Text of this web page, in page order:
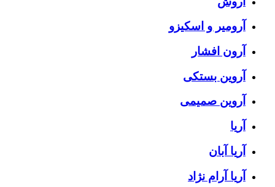
آرومیر و اسکیزو
آرون افشار
آروین بستکی
آروین صمیمی
آریا
آریا آبان
آریا آرام نژاد